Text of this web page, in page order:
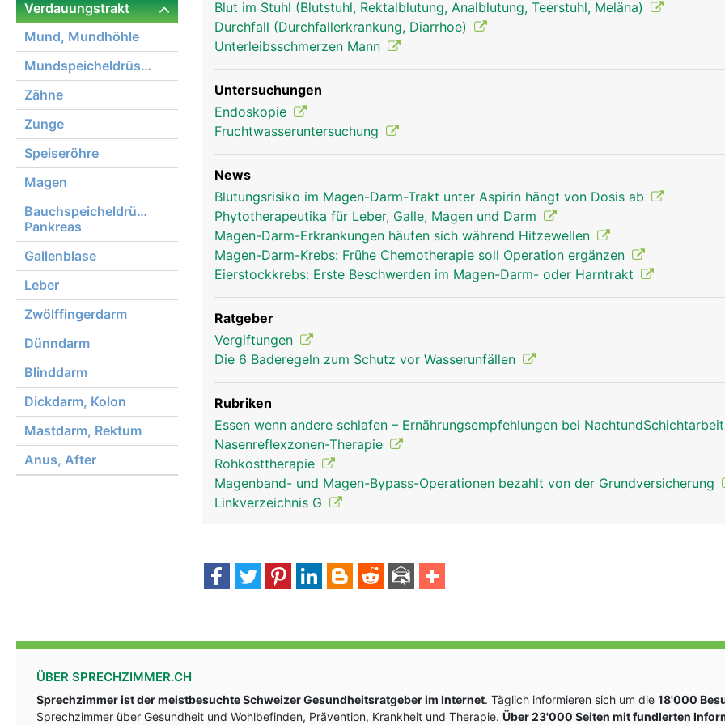
Verdauungstrakt
Mund, Mundhöhle
Mundspeicheldrüsen
Zähne
Zunge
Speiseröhre
Magen
Bauchspeicheldrüse,
Pankreas
Gallenblase
Leber
Zwölffingerdarm
Dünndarm
Blinddarm
Dickdarm, Kolon
Mastdarm, Rektum
Anus, After
Kopf Links Mann
Blut im Stuhl (Blutstuhl, Rektalblutung, Analblutung, Teerstuhl, Meläna)
Durchfall (Durchfallerkrankung, Diarrhoe)
Unterleibsschmerzen Mann
Untersuchungen
Endoskopie
Fruchtwasseruntersuchung
News
Blutungsrisiko im Magen-Darm-Trakt unter Aspirin hängt von Dosis ab
Phytotherapeutika für Leber, Galle, Magen und Darm
Magen-Darm-Erkrankungen häufen sich während Hitzewellen
Magen-Darm-Krebs: Frühe Chemotherapie soll Operation ergänzen
Eierstockkrebs: Erste Beschwerden im Magen-Darm- oder Harntrakt
Ratgeber
Vergiftungen
Die 6 Baderegeln zum Schutz vor Wasserunfällen
Rubriken
Essen wenn andere schlafen – Ernährungsempfehlungen bei
Nasenreflexzonen-Therapie
Rohkosttherapie
Magenband- und Magen-Bypass-Operationen bezahlt von der Grundversicherung
Linkverzeichnis G
ÜBER SPRECHZIMMER.CH
Sprechzimmer ist der meistbesuchte Schweizer Gesundheitsratgeber im Internet. Täglich informieren sich um die 18'000
Sprechzimmer über Gesundheit und Wohlbefinden, Prävention, Krankheit und Therapie. Über 23'000 Seiten mit fundlerten